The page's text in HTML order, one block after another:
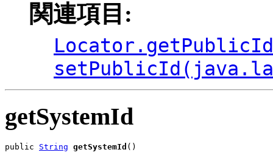
関連項目:
getSystemId
public String getSystemId ()